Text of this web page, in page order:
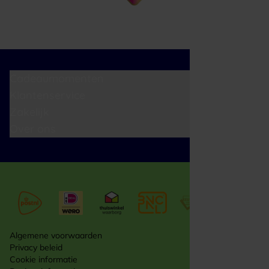
Algemene voorwaarden
Privacy beleid
Cookie informatie